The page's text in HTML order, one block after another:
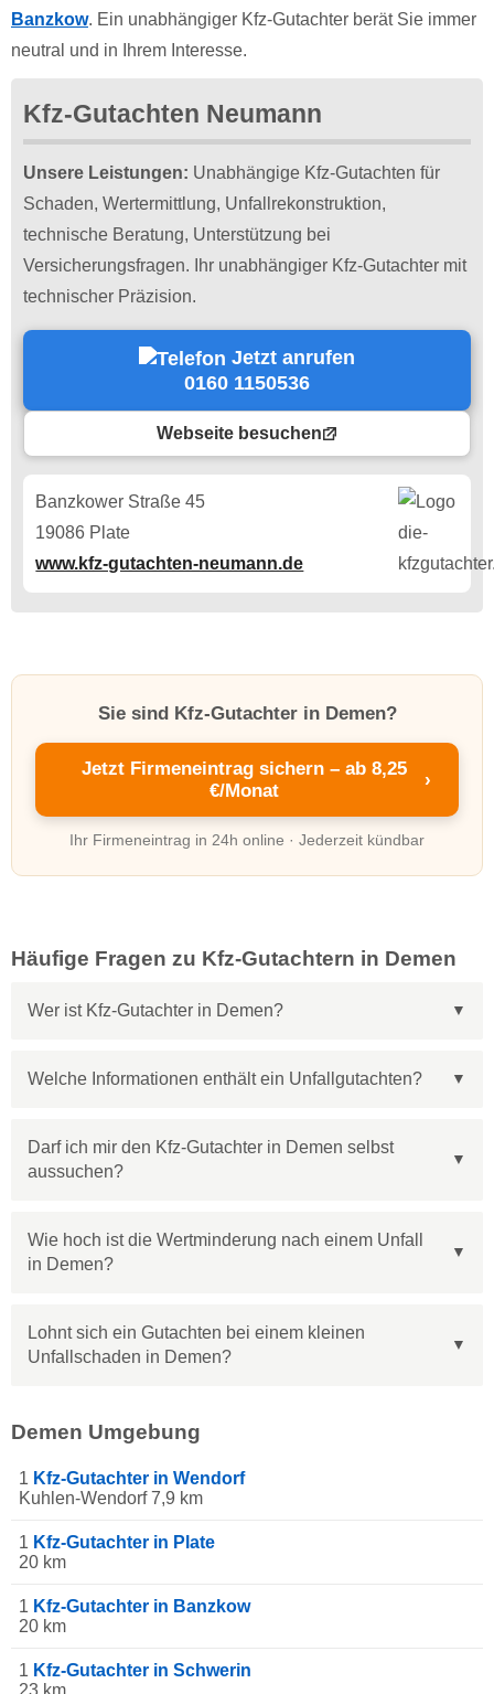
Banzkow. Ein unabhängiger Kfz-Gutachter berät Sie immer
neutral und in Ihrem Interesse.
Kfz-Gutachten Neumann
Unsere Leistungen: Unabhängige Kfz-Gutachten für
Schaden, Wertermittlung, Unfallrekonstruktion,
technische Beratung, Unterstützung bei
Versicherungsfragen. Ihr unabhängiger Kfz-Gutachter mit
technischer Präzision.
Jetzt anrufen
0160 1150536
Webseite besuchen
Banzkower Straße 45
19086 Plate
www.kfz-gutachten-neumann.de
Sie sind Kfz-Gutachter in Demen?
Jetzt Firmeneintrag sichern – ab 8,25
€/Monat
›
Ihr Firmeneintrag in 24h online · Jederzeit kündbar
Häufige Fragen zu Kfz-Gutachtern in Demen
Wer ist Kfz-Gutachter in Demen?
Welche Informationen enthält ein Unfallgutachten?
Darf ich mir den Kfz-Gutachter in Demen selbst
aussuchen?
Wie hoch ist die Wertminderung nach einem Unfall
in Demen?
Lohnt sich ein Gutachten bei einem kleinen
Unfallschaden in Demen?
Demen Umgebung
1 Kfz-Gutachter in Wendorf
Kuhlen-Wendorf 7,9 km
1 Kfz-Gutachter in Plate
20 km
1 Kfz-Gutachter in Banzkow
20 km
1 Kfz-Gutachter in Schwerin
23 km